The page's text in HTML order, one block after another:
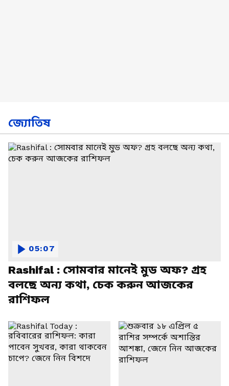
জ্যোতিষ
Rashifal : সোমবার মানেই মুড অফ? গ্রহ
বলছে অন্য কথা, চেক করুন আজকের
রাশিফল
05:07